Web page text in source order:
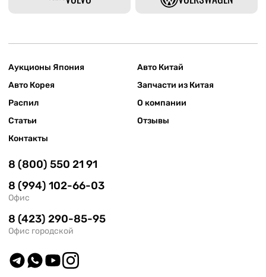
Аукционы Япония
Авто Китай
Авто Корея
Запчасти из Китая
Распил
О компании
Статьи
Отзывы
Контакты
8 (800) 550 21 91
8 (994) 102-66-03
Офис
8 (423) 290-85-95
Офис городской